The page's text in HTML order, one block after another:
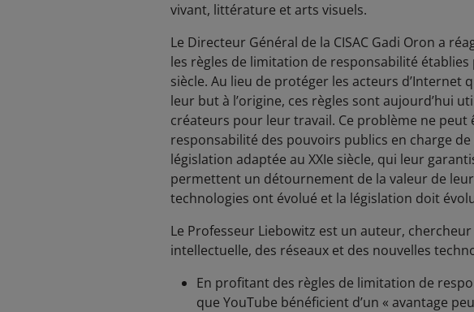
vivant, littérature et arts visuels.
Le Directeur Général de la CISAC Gadi Oron a
les règles de limitation de responsabilité établies
siècle. Au lieu de protéger les acteurs d’Internet
leur but à l’origine, ces règles sont aujourd’hui
créateurs pour leur travail. Ce problème ne
responsabilité des pouvoirs publics en charge
législation adaptée au XXIe siècle, qui leur
permettent un détournement de la valeur de
technologies ont évolué et la législation doit
Le Professeur Liebowitz est un auteur,
intellectuelle, des réseaux et des nouvelles
En profitant des règles de limitation de
que YouTube bénéficient d’un « avantage